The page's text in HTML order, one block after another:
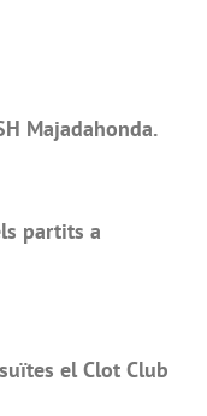
Majadahonda.
partits a
el Clot Club